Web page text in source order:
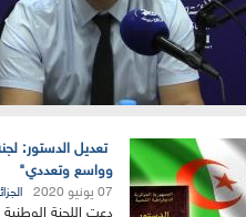
تعديل الدستور:
وواسع وتعددي"
07 يونيو 2020